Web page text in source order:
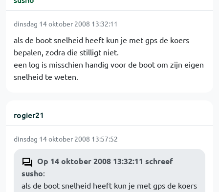
dinsdag 14 oktober 2008 13:32:11
als de boot snelheid heeft kun je met gps de koers
bepalen, zodra die stilligt niet.
een log is misschien handig voor de boot om zijn eigen
snelheid te weten.
rogier21
dinsdag 14 oktober 2008 13:57:52
Op 14 oktober 2008 13:32:11 schreef
susho:
als de boot snelheid heeft kun je met gps de koers